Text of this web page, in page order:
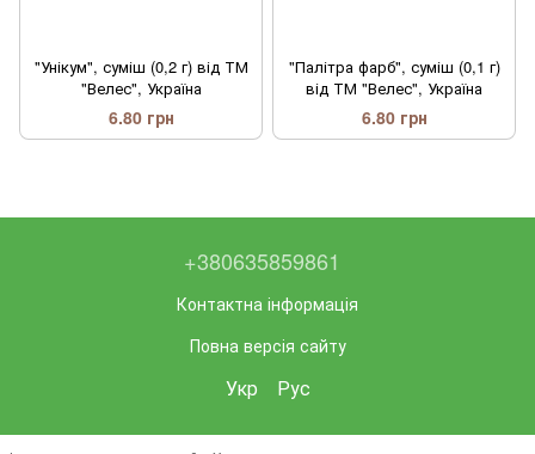
"Унікум", суміш (0,2 г) від ТМ
"Велес", Україна
6.80 грн
"Палітра фарб", суміш (0,1 г)
від ТМ "Велес", Україна
6.80 грн
+380635859861
Контактна інформація
Повна версія сайту
Укр Рус